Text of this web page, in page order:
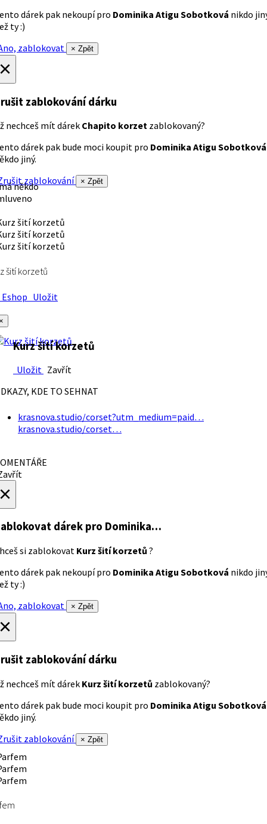
dárek pak nekoupí pro Dominika Atigu Sobotková nikdo
ty :)
zablokovat
× Zpět
zablokování dárku
nechceš mít dárek Chapito korzet zablokovaný?
dárek pak bude moci koupit pro Dominika Atigu Sobotková
jiný.
zablokování
× Zpět
někdo
šití korzetů
Uložit
Kurz šití korzetů
Uložit Zavřít
KDE TO SEHNAT
krasnova.studio/corset?utm_medium=paid…
krasnova.studio/corset…
dárek pro Dominika…
si zablokovat Kurz šití korzetů ?
dárek pak nekoupí pro Dominika Atigu Sobotková nikdo
ty :)
zablokovat
× Zpět
zablokování dárku
nechceš mít dárek Kurz šití korzetů zablokovaný?
dárek pak bude moci koupit pro Dominika Atigu Sobotková
jiný.
zablokování
× Zpět